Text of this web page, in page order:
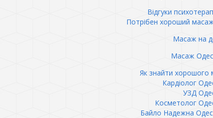
Відгуки
Потрібен хороший
Масаж на
Масаж
Як знайти хорошого
Кардіолог
УЗД
Косметолог
Байло Надежна